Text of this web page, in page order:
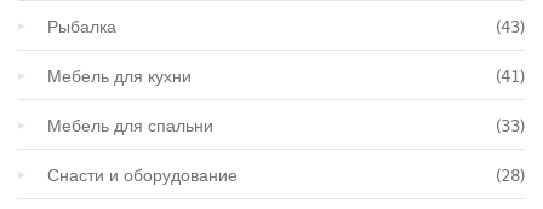
Рыбалка (43)
Мебель для кухни (41)
Мебель для спальни (33)
Снасти и оборудование (28)